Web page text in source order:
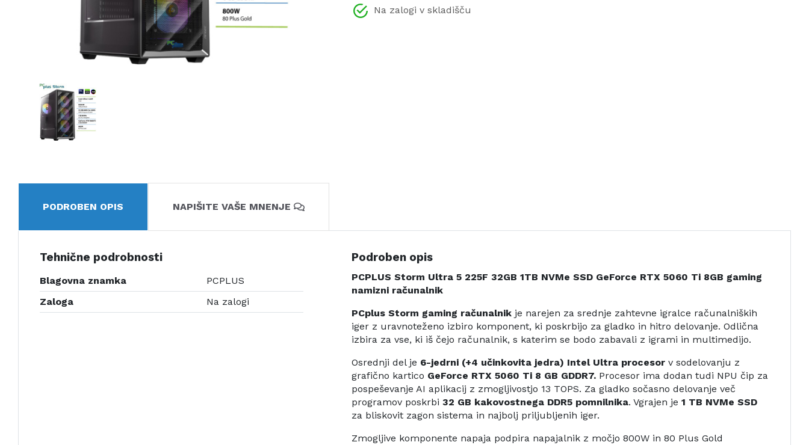
Na zalogi v skladišču
PODROBEN OPIS NAPIŠITE VAŠE MNENJE
Tehnične podrobnosti
Blagovna znamka
PCPLUS
Zaloga
Na zalogi
Podroben opis
PCPLUS Storm Ultra 5 225F 32GB 1TB NVMe SSD GeForce RTX 5060 Ti 8GB gaming
namizni računalnik
PCplus Storm gaming računalnikje narejen za srednje zahtevne igralce računalniških
iger z uravnoteženo izbiro komponent, ki poskrbijo za gladko in hitro delovanje. Odlična
izbira za vse, ki iš čejo računalnik, s katerim se bodo zabavali z igrami in multimedijo.
Osrednji del je 6-jedrni (+4 učinkovita jedra) Intel Ultra procesor v sodelovanju z
grafično kartico GeForce RTX 5060 Ti 8 GB GDDR7.Procesor ima dodan tudi NPU čip za
pospeševanje AI aplikacij z zmogljivostjo 13 TOPS. Za gladko sočasno delovanje več
programov poskrbi 32 GB kakovostnega DDR5 pomnilnika. Vgrajen je 1 TB NVMe SSD
za bliskovit zagon sistema in najbolj priljubljenih iger.
Zmogljive komponente napaja podpira napajalnik z močjo 800W in 80 Plus Gold